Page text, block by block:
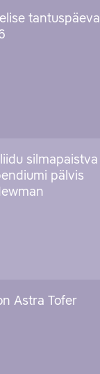
tantuspäeva
silmapaistva
pälvis
Astra Tofer